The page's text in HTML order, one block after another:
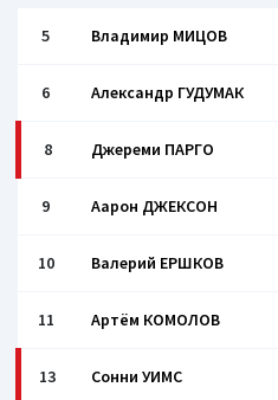
5 Владимир МИЦОВ
6 Александр ГУДУМАК
8 Джерeми ПАРГО
9 Аарон ДЖЕКСОН
10 Валерий ЕРШКОВ
11 Артём КОМОЛОВ
13 Сонни УИМС